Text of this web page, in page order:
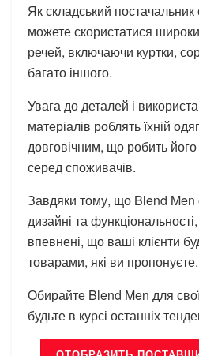
Як складський
можете скористатися
речей, включаючи куртки,
багато іншого.
Увага до деталей і
матеріалів роблять їхній
довговічним, що робить
серед споживачів.
Завдяки тому, що Blend Men
дизайні та
впевнені, що ваші клієнти
товарами, які ви пропонуєте.
Обирайте Blend Men для
будьте в курсі останніх